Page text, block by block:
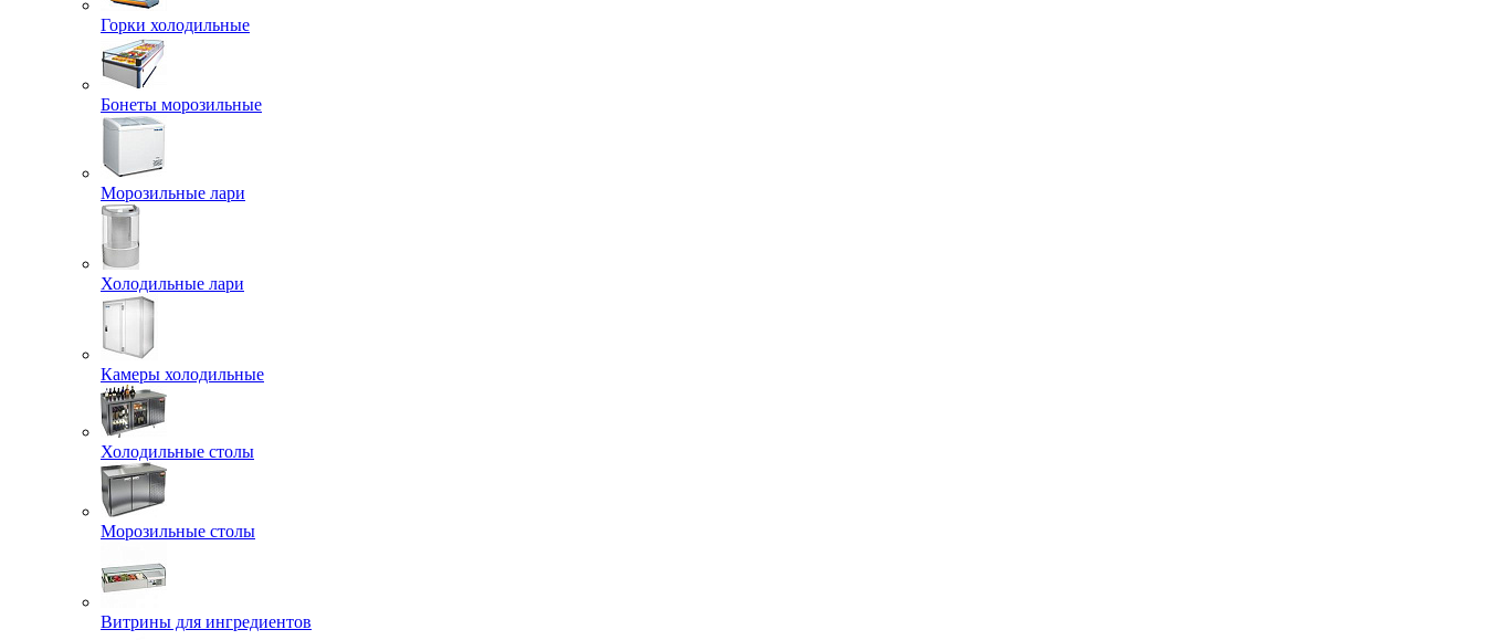
Горки холодильные
Бонеты морозильные
Морозильные лари
Холодильные лари
Камеры холодильные
Холодильные столы
Морозильные столы
Витрины для ингредиентов